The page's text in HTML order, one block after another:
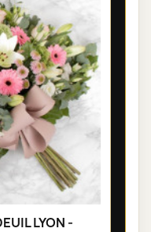
LYON -